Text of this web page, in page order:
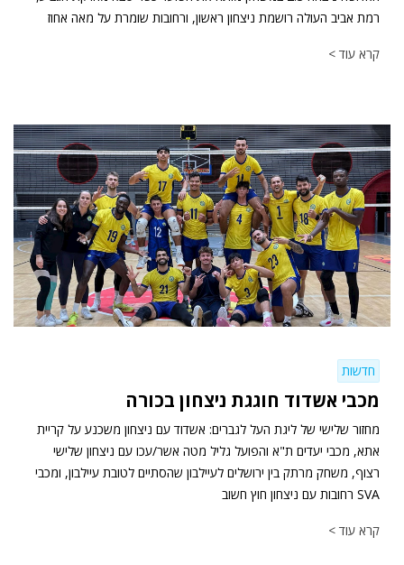
רמת אביב העולה רושמת ניצחון ראשון, ורחובות שומרת על מאה אחוז
קרא עוד >
חדשות
מכבי אשדוד חוגגת ניצחון בכורה
מחזור שלישי של ליגת העל לגברים: אשדוד עם ניצחון משכנע על קריית
אתא, מכבי יעדים ת"א והפועל גליל מטה אשר/עכו עם ניצחון שלישי
רצוף, משחק מרתק בין ירושלים לעיילבון שהסתיים לטובת עיילבון, ומכבי
SVA רחובות עם ניצחון חוץ חשוב
קרא עוד >